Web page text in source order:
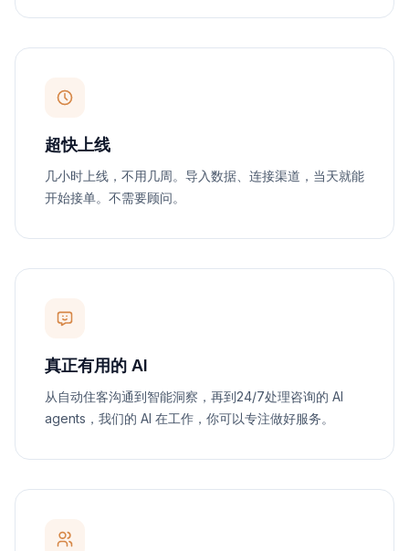
超快上线
几小时上线，不用几周。导入数据、连接渠道，当天就能
开始接单。不需要顾问。
真正有用的 AI
从自动住客沟通到智能洞察，再到24/7处理咨询的 AI
agents，我们的 AI 在工作，你可以专注做好服务。